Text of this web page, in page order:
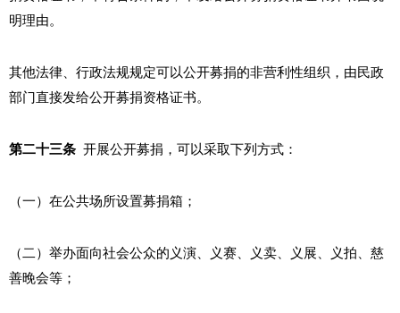
明理由。
其他法律、行政法规规定可以公开募捐的非营利性组织，由民政
部门直接发给公开募捐资格证书。
第二十三条 开展公开募捐，可以采取下列方式：
（一）在公共场所设置募捐箱；
（二）举办面向社会公众的义演、义赛、义卖、义展、义拍、慈
善晚会等；